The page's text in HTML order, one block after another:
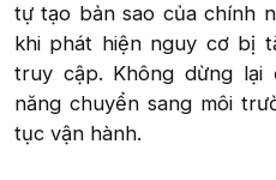
tự tạo bản sao của chính
khi phát hiện nguy cơ bị
truy cập. Không dừng
năng chuyển sang môi
tục vận hành.